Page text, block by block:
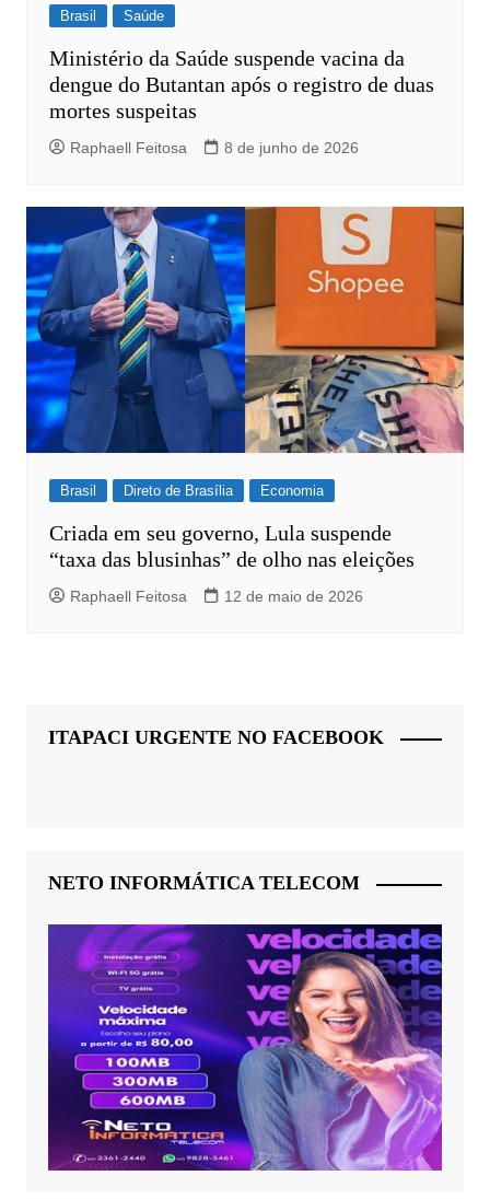
Brasil Saúde
Ministério da Saúde suspende vacina da
dengue do Butantan após o registro de duas
mortes suspeitas
Raphaell Feitosa 8 de junho de 2026
Brasil Direto de Brasília Economia
Criada em seu governo, Lula suspende
“taxa das blusinhas” de olho nas eleições
Raphaell Feitosa 12 de maio de 2026
ITAPACI URGENTE NO FACEBOOK
NETO INFORMÁTICA TELECOM